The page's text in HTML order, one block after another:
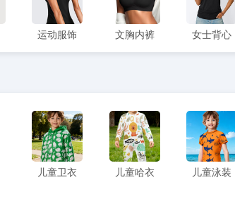
运动服饰 文胸内裤 女士背心
儿童卫衣 儿童哈衣 儿童泳装